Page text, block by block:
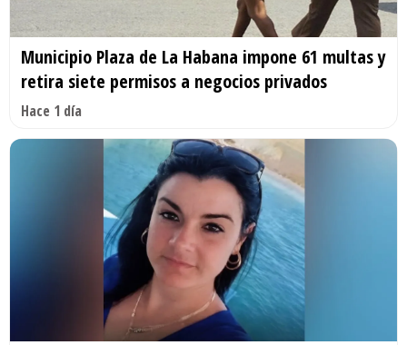
Municipio Plaza de La Habana impone 61 multas y
retira siete permisos a negocios privados
Hace 1 día